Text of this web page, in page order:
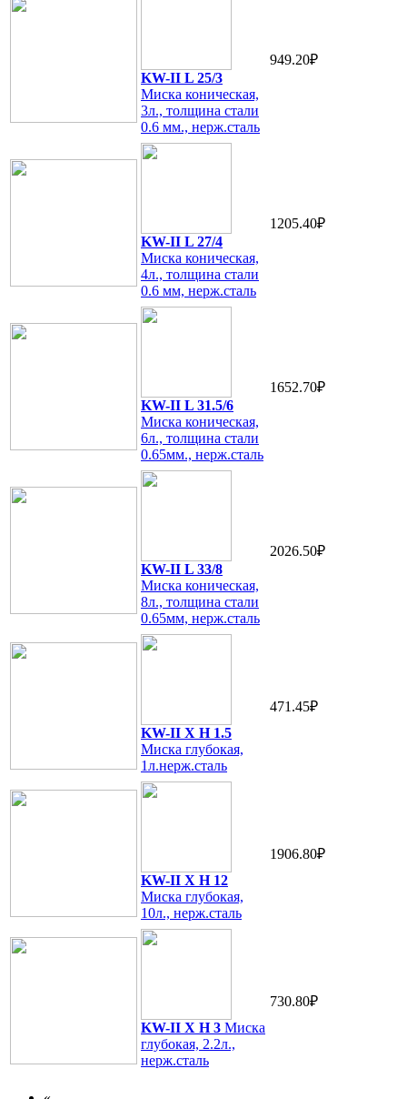
KW-II L 25/3
Миска коническая,
3л., толщина стали
0.6 мм., нерж.сталь
949.20₽
KW-II L 27/4
Миска коническая,
4л., толщина стали
0.6 мм, нерж.сталь
1205.40₽
KW-II L 31.5/6
Миска коническая,
6л., толщина стали
0.65мм., нерж.сталь
1652.70₽
KW-II L 33/8
Миска коническая,
8л., толщина стали
0.65мм, нерж.сталь
2026.50₽
KW-II X H 1.5
Миска глубокая,
1л.нерж.сталь
471.45₽
KW-II X H 12
Миска глубокая,
10л., нерж.сталь
1906.80₽
KW-II X H 3 Миска
глубокая, 2.2л.,
нерж.сталь
730.80₽